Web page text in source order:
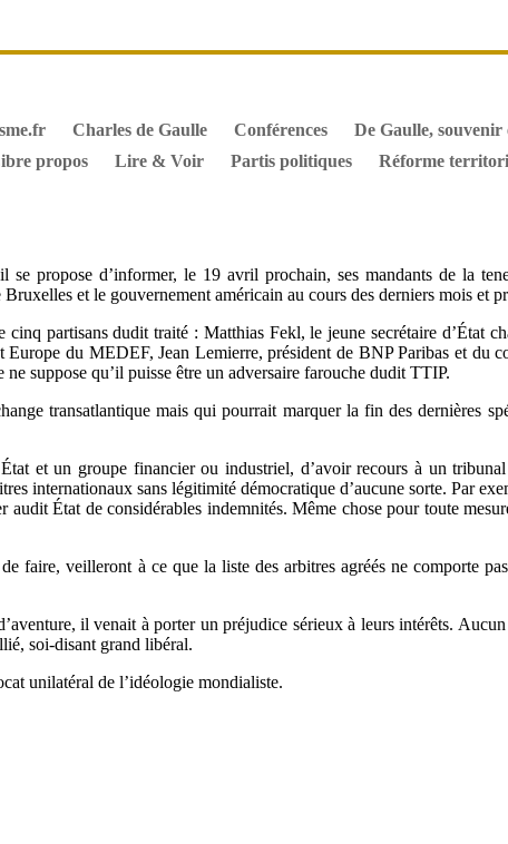
Charles de Gaulle Conférences De Gaulle, souvenir
propos Lire & Voir Partis politiques Réforme
propose d’informer, le 19 avril prochain, ses mandants de la
et le gouvernement américain au cours des derniers mois et
partisans dudit traité : Matthias Fekl, le jeune secrétaire d’État
du MEDEF, Jean Lemierre, président de BNP Paribas et du
suppose qu’il puisse être un adversaire farouche dudit TTIP.
transatlantique mais qui pourrait marquer la fin des dernières
et un groupe financier ou industriel, d’avoir recours à un
internationaux sans légitimité démocratique d’aucune sorte. Par
État de considérables indemnités. Même chose pour toute
faire, veilleront à ce que la liste des arbitres agréés ne comporte
il venait à porter un préjudice sérieux à leurs intérêts.
soi-disant grand libéral.
unilatéral de l’idéologie mondialiste.